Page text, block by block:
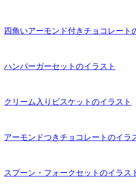
四角いアーモンド付きチョコレート
ハンバーガーセットのイラスト
クリーム入りビスケットのイラスト
アーモンドつきチョコレートのイラ
スプーン・フォークセットのイラス